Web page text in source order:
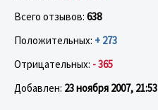
Всего отзывов: 638
Положительных: + 273
Отрицательных: - 365
Добавлен: 23 ноября 2007, 21:53